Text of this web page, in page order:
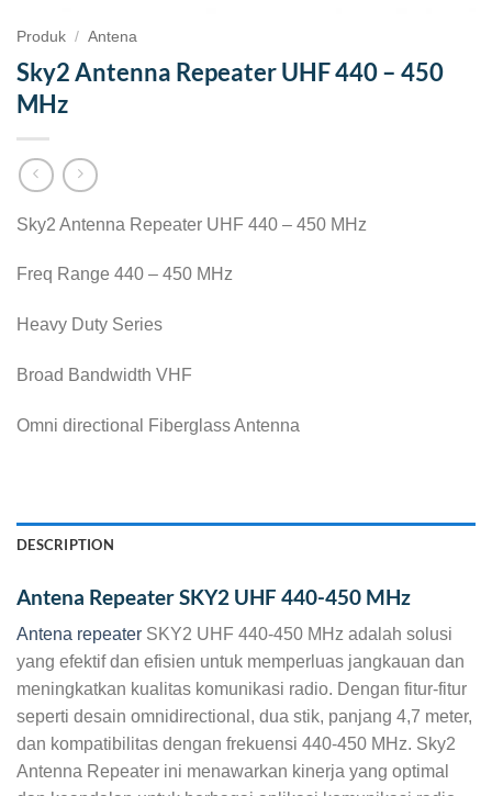
Produk / Antena
Sky2 Antenna Repeater UHF 440 – 450
MHz
Sky2 Antenna Repeater UHF 440 – 450 MHz
Freq Range 440 – 450 MHz
Heavy Duty Series
Broad Bandwidth VHF
Omni directional Fiberglass Antenna
DESCRIPTION
Antena Repeater SKY2 UHF 440-450 MHz
Antena repeater SKY2 UHF 440-450 MHz adalah solusi
yang efektif dan efisien untuk memperluas jangkauan dan
meningkatkan kualitas komunikasi radio. Dengan fitur-fitur
seperti desain omnidirectional, dua stik, panjang 4,7 meter,
dan kompatibilitas dengan frekuensi 440-450 MHz. Sky2
Antenna Repeater ini menawarkan kinerja yang optimal